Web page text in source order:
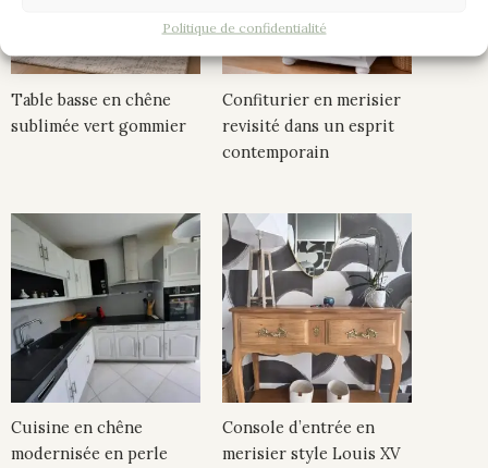
Politique de confidentialité
Table basse en chêne
sublimée vert gommier
Confiturier en merisier
revisité dans un esprit
contemporain
Cuisine en chêne
modernisée en perle
Console d’entrée en
merisier style Louis XV